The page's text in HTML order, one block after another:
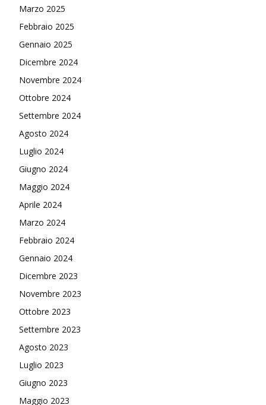
Marzo 2025
Febbraio 2025
Gennaio 2025
Dicembre 2024
Novembre 2024
Ottobre 2024
Settembre 2024
Agosto 2024
Luglio 2024
Giugno 2024
Maggio 2024
Aprile 2024
Marzo 2024
Febbraio 2024
Gennaio 2024
Dicembre 2023
Novembre 2023
Ottobre 2023
Settembre 2023
Agosto 2023
Luglio 2023
Giugno 2023
Maggio 2023